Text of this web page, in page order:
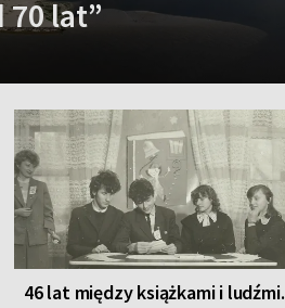
70 lat”
46 lat między książkami i ludźmi.